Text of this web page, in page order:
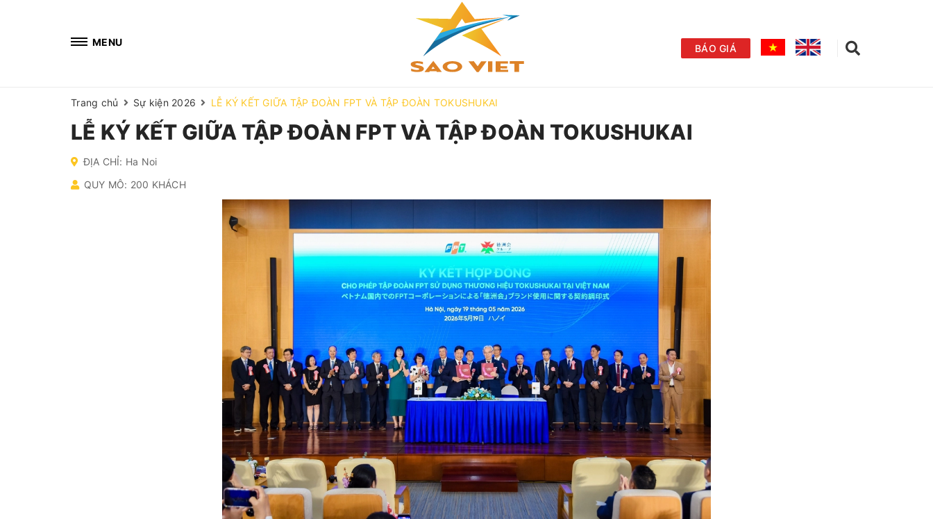
MENU
BÁO GIÁ
Trang chủ Sự kiện 2026 LỄ KÝ KẾT GIỮA TẬP ĐOÀN FPT VÀ TẬP ĐOÀN TOKUSHUKAI
LỄ KÝ KẾT GIỮA TẬP ĐOÀN FPT VÀ TẬP ĐOÀN TOKUSHUKAI
ĐỊA CHỈ: Ha Noi
QUY MÔ: 200 KHÁCH